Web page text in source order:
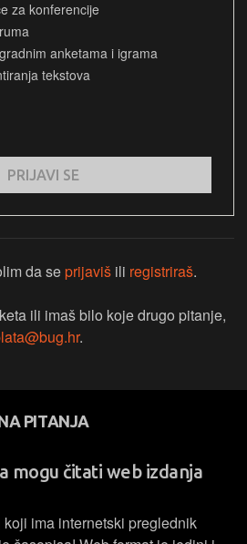
za konferencije
anketama i igrama
tekstova
PRIJAVI SE
da seprijaviš ili registriraš.
ili imaš bilo koje drugo pitanje,
.
PITANJA
mogu čitati web izdanja
ima internetski preglednik